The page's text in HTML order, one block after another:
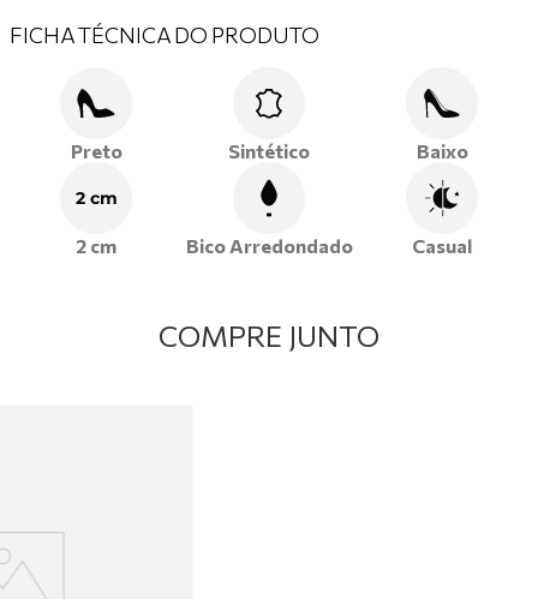
FICHA TÉCNICA DO PRODUTO
Preto Sintético Baixo
2 cm
2 cm Bico Arredondado Casual
COMPRE JUNTO